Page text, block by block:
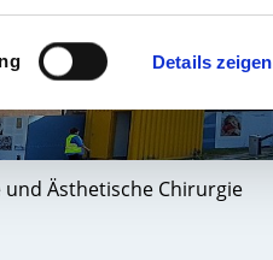
Details zeigen
Ästhetische Chirurgie